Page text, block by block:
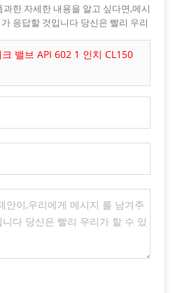
한 자세한 내용을 알고 싶다면,메시
응답할 것입니다 당신은 빨리 우리
밸브 API 602 1 인치 CL150